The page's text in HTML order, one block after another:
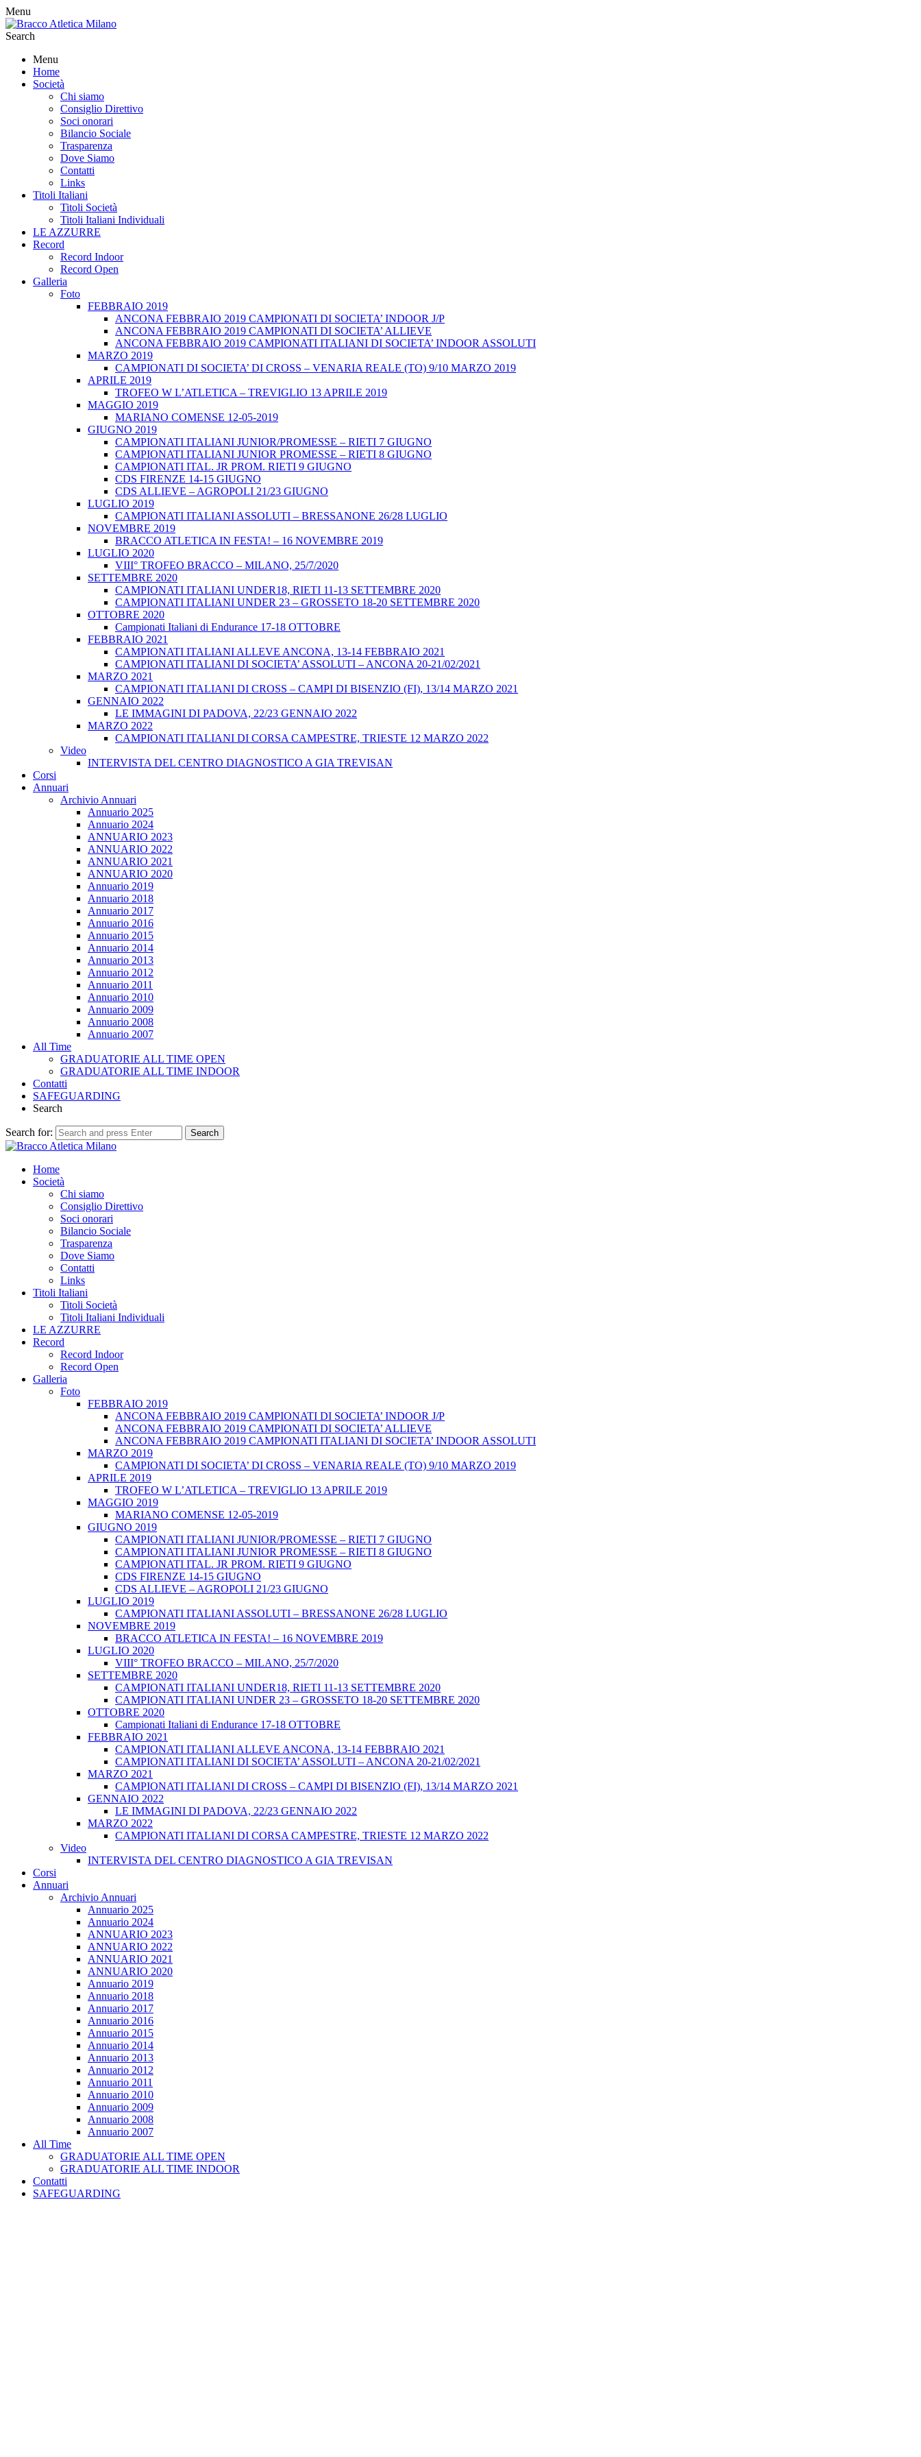
Menu
Search
Menu
Home
Società
Chi siamo
Consiglio Direttivo
Soci onorari
Bilancio Sociale
Trasparenza
Dove Siamo
Contatti
Links
Titoli Italiani
Titoli Società
Titoli Italiani Individuali
LE AZZURRE
Record
Record Indoor
Record Open
Galleria
Foto
FEBBRAIO 2019
ANCONA FEBBRAIO 2019 CAMPIONATI DI SOCIETA’ INDOOR J/P
ANCONA FEBBRAIO 2019 CAMPIONATI DI SOCIETA’ ALLIEVE
ANCONA FEBBRAIO 2019 CAMPIONATI ITALIANI DI SOCIETA’ INDOOR ASSOLUTI
MARZO 2019
CAMPIONATI DI SOCIETA’ DI CROSS – VENARIA REALE (TO) 9/10 MARZO 2019
APRILE 2019
TROFEO W L’ATLETICA – TREVIGLIO 13 APRILE 2019
MAGGIO 2019
MARIANO COMENSE 12-05-2019
GIUGNO 2019
CAMPIONATI ITALIANI JUNIOR/PROMESSE – RIETI 7 GIUGNO
CAMPIONATI ITALIANI JUNIOR PROMESSE – RIETI 8 GIUGNO
CAMPIONATI ITAL. JR PROM. RIETI 9 GIUGNO
CDS FIRENZE 14-15 GIUGNO
CDS ALLIEVE – AGROPOLI 21/23 GIUGNO
LUGLIO 2019
CAMPIONATI ITALIANI ASSOLUTI – BRESSANONE 26/28 LUGLIO
NOVEMBRE 2019
BRACCO ATLETICA IN FESTA! – 16 NOVEMBRE 2019
LUGLIO 2020
VIII° TROFEO BRACCO – MILANO, 25/7/2020
SETTEMBRE 2020
CAMPIONATI ITALIANI UNDER18, RIETI 11-13 SETTEMBRE 2020
CAMPIONATI ITALIANI UNDER 23 – GROSSETO 18-20 SETTEMBRE 2020
OTTOBRE 2020
Campionati Italiani di Endurance 17-18 OTTOBRE
FEBBRAIO 2021
CAMPIONATI ITALIANI ALLEVE ANCONA, 13-14 FEBBRAIO 2021
CAMPIONATI ITALIANI DI SOCIETA’ ASSOLUTI – ANCONA 20-21/02/2021
MARZO 2021
CAMPIONATI ITALIANI DI CROSS – CAMPI DI BISENZIO (FI), 13/14 MARZO 2021
GENNAIO 2022
LE IMMAGINI DI PADOVA, 22/23 GENNAIO 2022
MARZO 2022
CAMPIONATI ITALIANI DI CORSA CAMPESTRE, TRIESTE 12 MARZO 2022
Video
INTERVISTA DEL CENTRO DIAGNOSTICO A GIA TREVISAN
Corsi
Annuari
Archivio Annuari
Annuario 2025
Annuario 2024
ANNUARIO 2023
ANNUARIO 2022
ANNUARIO 2021
ANNUARIO 2020
Annuario 2019
Annuario 2018
Annuario 2017
Annuario 2016
Annuario 2015
Annuario 2014
Annuario 2013
Annuario 2012
Annuario 2011
Annuario 2010
Annuario 2009
Annuario 2008
Annuario 2007
All Time
GRADUATORIE ALL TIME OPEN
GRADUATORIE ALL TIME INDOOR
Contatti
SAFEGUARDING
Search
Search for: Search
Home
Società
Chi siamo
Consiglio Direttivo
Soci onorari
Bilancio Sociale
Trasparenza
Dove Siamo
Contatti
Links
Titoli Italiani
Titoli Società
Titoli Italiani Individuali
LE AZZURRE
Record
Record Indoor
Record Open
Galleria
Foto
FEBBRAIO 2019
ANCONA FEBBRAIO 2019 CAMPIONATI DI SOCIETA’ INDOOR J/P
ANCONA FEBBRAIO 2019 CAMPIONATI DI SOCIETA’ ALLIEVE
ANCONA FEBBRAIO 2019 CAMPIONATI ITALIANI DI SOCIETA’ INDOOR ASSOLUTI
MARZO 2019
CAMPIONATI DI SOCIETA’ DI CROSS – VENARIA REALE (TO) 9/10 MARZO 2019
APRILE 2019
TROFEO W L’ATLETICA – TREVIGLIO 13 APRILE 2019
MAGGIO 2019
MARIANO COMENSE 12-05-2019
GIUGNO 2019
CAMPIONATI ITALIANI JUNIOR/PROMESSE – RIETI 7 GIUGNO
CAMPIONATI ITALIANI JUNIOR PROMESSE – RIETI 8 GIUGNO
CAMPIONATI ITAL. JR PROM. RIETI 9 GIUGNO
CDS FIRENZE 14-15 GIUGNO
CDS ALLIEVE – AGROPOLI 21/23 GIUGNO
LUGLIO 2019
CAMPIONATI ITALIANI ASSOLUTI – BRESSANONE 26/28 LUGLIO
NOVEMBRE 2019
BRACCO ATLETICA IN FESTA! – 16 NOVEMBRE 2019
LUGLIO 2020
VIII° TROFEO BRACCO – MILANO, 25/7/2020
SETTEMBRE 2020
CAMPIONATI ITALIANI UNDER18, RIETI 11-13 SETTEMBRE 2020
CAMPIONATI ITALIANI UNDER 23 – GROSSETO 18-20 SETTEMBRE 2020
OTTOBRE 2020
Campionati Italiani di Endurance 17-18 OTTOBRE
FEBBRAIO 2021
CAMPIONATI ITALIANI ALLEVE ANCONA, 13-14 FEBBRAIO 2021
CAMPIONATI ITALIANI DI SOCIETA’ ASSOLUTI – ANCONA 20-21/02/2021
MARZO 2021
CAMPIONATI ITALIANI DI CROSS – CAMPI DI BISENZIO (FI), 13/14 MARZO 2021
GENNAIO 2022
LE IMMAGINI DI PADOVA, 22/23 GENNAIO 2022
MARZO 2022
CAMPIONATI ITALIANI DI CORSA CAMPESTRE, TRIESTE 12 MARZO 2022
Video
INTERVISTA DEL CENTRO DIAGNOSTICO A GIA TREVISAN
Corsi
Annuari
Archivio Annuari
Annuario 2025
Annuario 2024
ANNUARIO 2023
ANNUARIO 2022
ANNUARIO 2021
ANNUARIO 2020
Annuario 2019
Annuario 2018
Annuario 2017
Annuario 2016
Annuario 2015
Annuario 2014
Annuario 2013
Annuario 2012
Annuario 2011
Annuario 2010
Annuario 2009
Annuario 2008
Annuario 2007
All Time
GRADUATORIE ALL TIME OPEN
GRADUATORIE ALL TIME INDOOR
Contatti
SAFEGUARDING